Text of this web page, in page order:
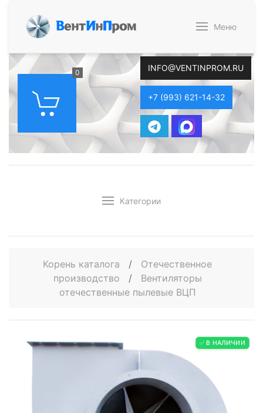
ВентИнПром Меню
0 INFO@VENTINPROM.RU
+7 (993) 621-14-32
Категории
Корень каталога /
Отечественное
производство
/
Вентиляторы
отечественные пылевые ВЦП
✅ В НАЛИЧИИ